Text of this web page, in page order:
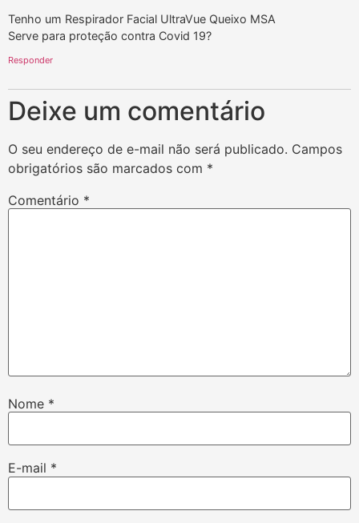
Tenho um Respirador Facial UltraVue Queixo MSA
Serve para proteção contra Covid 19?
Responder
Deixe um comentário
O seu endereço de e-mail não será publicado. Campos
obrigatórios são marcados com *
Comentário *
Nome *
E-mail *